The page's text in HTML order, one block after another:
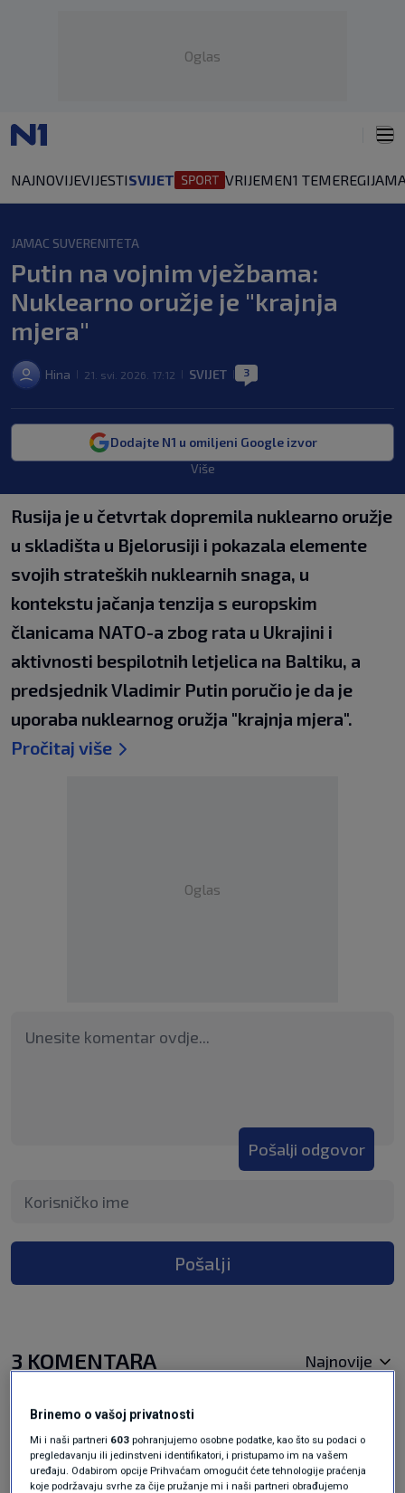
Oglas
NAJNOVIJEVIJESTISVIJET VRIJEMEN1 TEMEREGIJA
JAMAC SUVERENITETA
Putin na vojnim vježbama:
Nuklearno oružje je "krajnja
mjera"
Hina 21. svi. 2026. 17:12 SVIJET 3
Dodajte N1 u omiljeni Google izvor
Više
Rusija je u četvrtak dopremila nuklearno oružje
u skladišta u Bjelorusiji i pokazala elemente
svojih strateških nuklearnih snaga, u
kontekstu jačanja tenzija s europskim
članicama NATO-a zbog rata u Ukrajini i
aktivnosti bespilotnih letjelica na Baltiku, a
predsjednik Vladimir Putin poručio je da je
uporaba nuklearnog oružja "krajnja mjera".
Pročitaj više
Oglas
Pošalji odgovor
Pošalji
3 KOMENTARA Najnovije
ANTE BAN
Pa- upotrijebi ga- ako smiješ!
Brinemo o vašoj privatnosti
Mi i naši partneri 603 pohranjujemo osobne podatke, kao što su podaci o
pregledavanju ili jedinstveni identifikatori, i pristupamo im na vašem
uređaju. Odabirom opcije Prihvaćam omogućit ćete tehnologije praćenja
koje podržavaju svrhe za čije pružanje mi i naši partneri obrađujemo